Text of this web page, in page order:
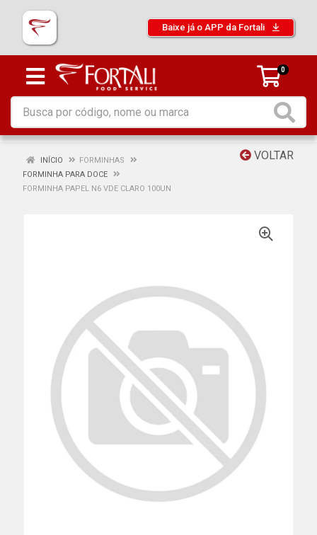
Baixe já o APP da Fortali
0
VOLTAR
INÍCIO
FORMINHAS
FORMINHA PARA DOCE
FORMINHA PAPEL N6 VDE CLARO 100UN